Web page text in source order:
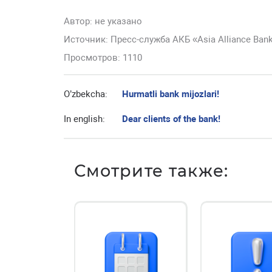
Автор: не указано
Источник: Пресс-служба АКБ «Asia Alliance
Просмотров: 1110
O’zbekcha: Hurmatli bank mijozlari!
In english: Dear clients of the bank!
Смотрите также: